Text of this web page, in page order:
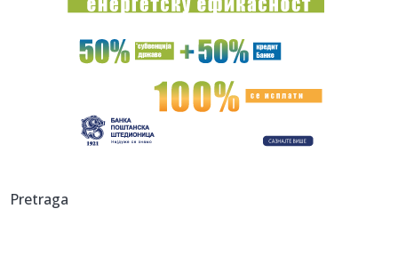
uz Lea o...
14:45:Humanitarni ponedeljak na Štrandu 10. avgusta: Posetioci
će mo...
Veliki zaokret u Mađarskoj: Tisa za predsednika
14:43:Stiže fabrika dronova u Srbiju: Vučić otkrio kada će biti otv...
nepažn...
Pretraga